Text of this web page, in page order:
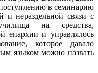
в семинарию
нераздельной связи с
на средства,
епархии и управлялось
которое давало
языком можно назвать